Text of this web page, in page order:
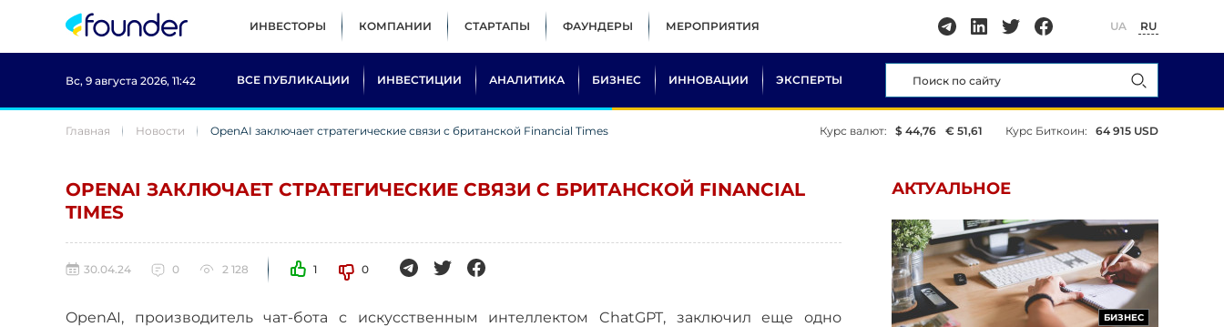
ИНВЕСТОРЫ КОМПАНИИ СТАРТАПЫ ФАУНДЕРЫ МЕРОПРИЯТИЯ UA RU
Вс, 9 августа 2026, 11:42 ВСЕ ПУБЛИКАЦИИ ИНВЕСТИЦИИ АНАЛИТИКА БИЗНЕС ИННОВАЦИИ ЭКСПЕРТЫ
Главная Новости OpenAI заключает стратегические связи с британской Financial Times Курс валют: $ 44,76 € 51,61 Курс Биткоин: 64 915 USD
OPENAI ЗАКЛЮЧАЕТ СТРАТЕГИЧЕСКИЕ СВЯЗИ С БРИТАНСКОЙ FINANCIAL
TIMES
30.04.24 0 2 128 1 0
OpenAI, производитель чат-бота с искусственным интеллектом ChatGPT, заключил еще одно
АКТУАЛЬНОЕ
БИЗНЕС